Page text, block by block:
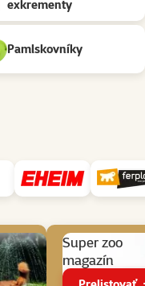
exkrementy
Pamlskovníky
Super zoo
magazín